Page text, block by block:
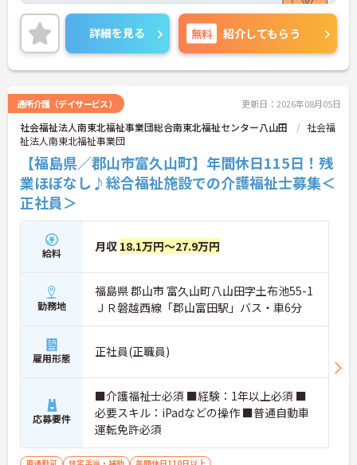
っても長く安心して働ける環境が整っています♪無
料駐車場があるのでマイカー通勤の際は心配いりま
せん！ご興味ある方は面接ポイントをお伝えします
ので、お気軽にご連絡ください。
詳細を見る 無料 紹介してもらう
通所介護（デイサービス） 更新日：2026年08月05日
社会福祉法人南東北福祉事業団総合南東北福祉センター八山田
社会福
祉法人南東北福祉事業団
【福島県／郡山市富久山町】年間休日115日！残
業ほぼなし♪総合福祉施設での介護福祉士募集＜
正社員＞
給料 月収 18.1万円～27.9万円
勤務地
福島県 郡山市 富久山町八山田字土布池55-1
ＪＲ磐越西線「郡山富田駅」バス・車6分
雇用形態 正社員(正職員)
応募要件
■介護福祉士必須 ■経験：1年以上必須 ■
必要スキル：iPadなどの操作 ■普通自動車
運転免許必須